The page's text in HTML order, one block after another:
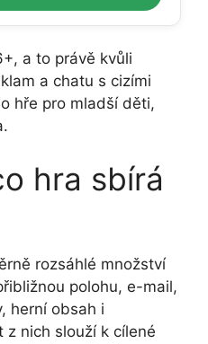
a to právě kvůli
a chatu s cizími
hře pro mladší děti,
hra sbírá
rozsáhlé množství
polohu, e-mail,
herní obsah i
nich slouží k cílené